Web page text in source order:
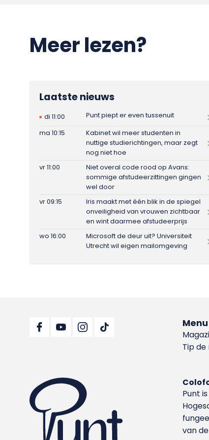
Meer lezen?
Laatste nieuws
di 11:00
Punt piept er even tussenuit
ma 10:15
Kabinet wil meer studenten in
nuttige studierichtingen, maar zegt
nog niet hoe
vr 11:00
Niet overal code rood op Avans:
sommige afstudeerzittingen gingen
wel door
vr 09:15
Iris maakt met één blik in de spiegel
onveiligheid van vrouwen zichtbaar
en wint daarmee afstudeerprijs
wo 16:00
Microsoft de deur uit? Universiteit
Utrecht wil eigen mailomgeving
Menu
Tip
Punt
van